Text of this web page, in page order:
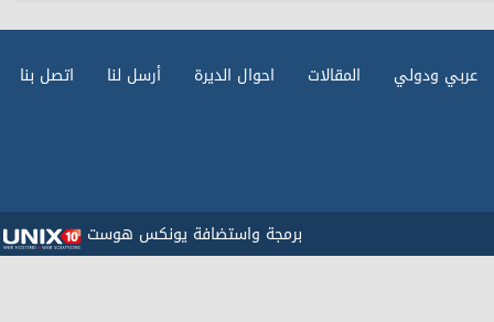
عربي ودولي المقالات احوال الديرة أرسل لنا اتصل بنا
برمجة واستضافة يونكس هوست